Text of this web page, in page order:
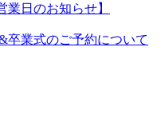
業日のお知らせ】
卒業式のご予約について